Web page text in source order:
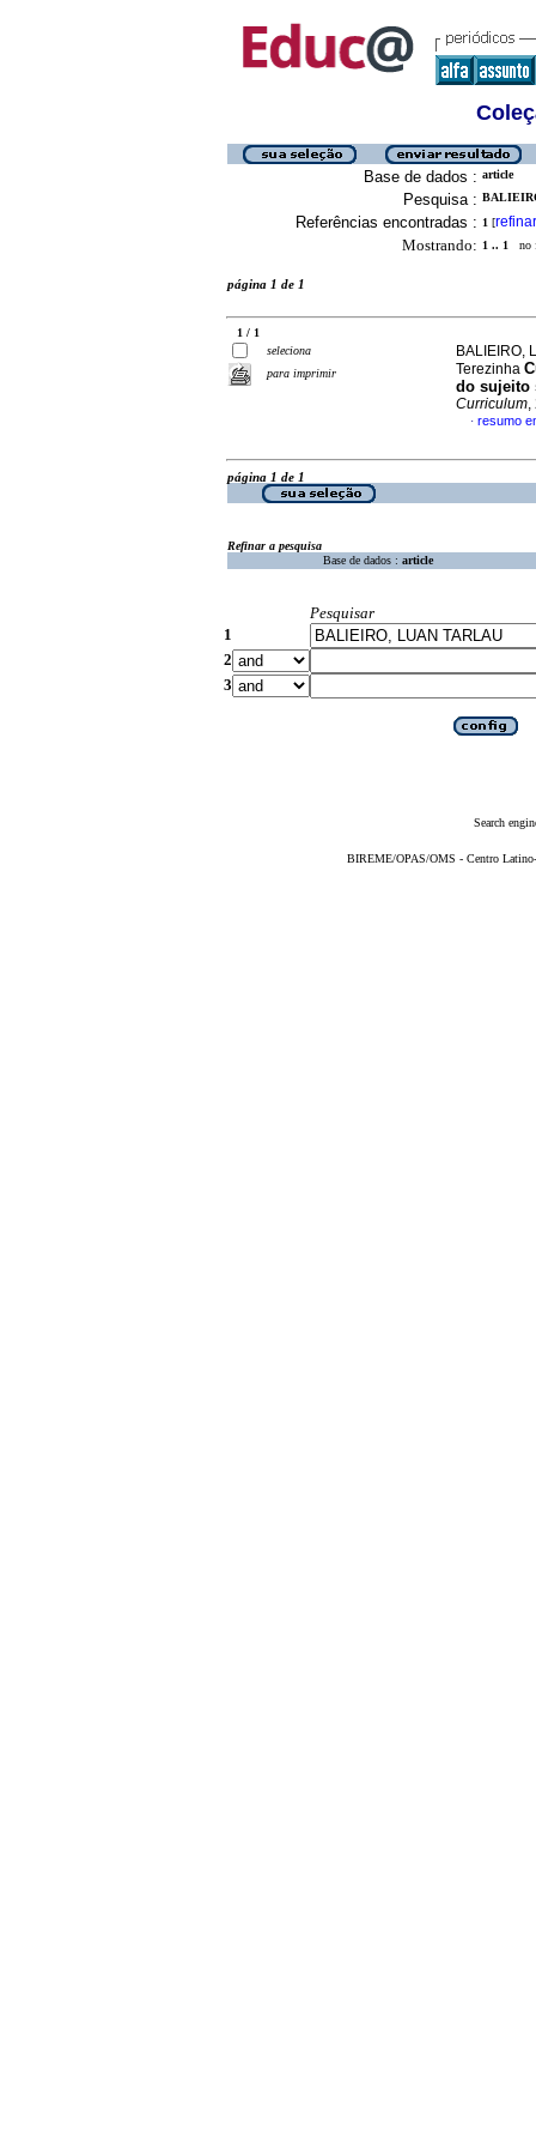
Base de dados : article
Pesquisa :
Referências encontradas : 1 [refinar
Mostrando: 1 .. 1 no
página 1 de 1
1 / 1
seleciona
para imprimir
BALIEIRO,
Terezinha
do sujeito
Curriculum,
· resumo
página 1 de 1
Refinar a pesquisa
Base de dados : article
Pesquisar
1
2
3
Search
BIREME/OPAS/OMS - Centro Latino-